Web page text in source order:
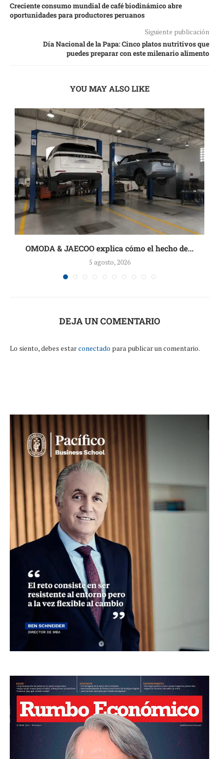
Creciente consumo mundial de café biodinámico abre
oportunidades para productores peruanos
Siguiente publicación
Día Nacional de la Papa: Cinco platos nutritivos que
puedes preparar con este milenario alimento
YOU MAY ALSO LIKE
OMODA & JAECOO explica cómo el hecho de...
5 agosto, 2026
DEJA UN COMENTARIO
Lo siento, debes estarconectado para publicar un comentario.